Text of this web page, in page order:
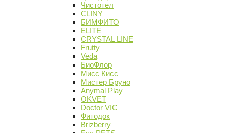
Чистотел
CLINY
БИМФИТО
ELITE
CRYSTAL LINE
Frutty
Veda
БиоФлор
Мисс Кисс
Мистер Бруно
Anymal Play
OKVET
Doctor VIC
Фитодок
Brizberry